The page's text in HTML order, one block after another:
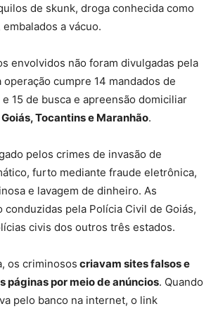
de skunk, droga conhecida como
embalados a vácuo.
envolvidos não foram divulgadas pela
operação cumpre 14 mandados de
15 de busca e apreensão domiciliar
Tocantins e Maranhão.
pelos crimes de invasão de
furto mediante fraude eletrônica,
e lavagem de dinheiro. As
conduzidas pela Polícia Civil de Goiás,
civis dos outros três estados.
os criminosos criavam sites falsos e
páginas por meio de anúncios. Quando
pelo banco na internet, o link